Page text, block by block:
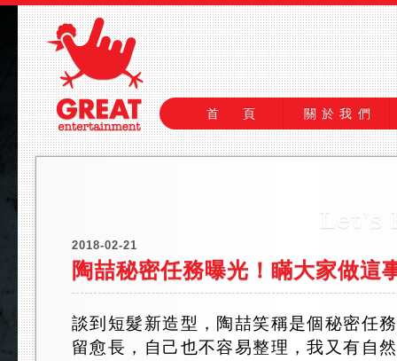
首 頁 關於我們
2018-02-21
陶喆秘密任務曝光！瞞大家做這
談到短髮新造型，陶喆笑稱是個秘密任
留愈長，自己也不容易整理，我又有自